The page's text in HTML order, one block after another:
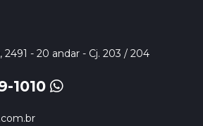
- 20 andar - Cj. 203 / 204
1010